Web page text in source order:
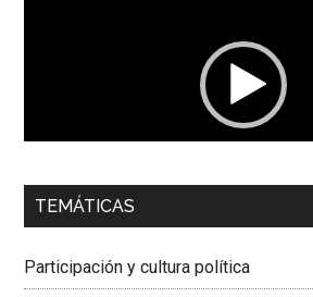
00:00
Colombiana
TEMÁTICAS
Participación y cultura política